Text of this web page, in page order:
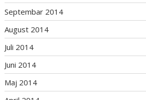
Septembar 2014
August 2014
Juli 2014
Juni 2014
Maj 2014